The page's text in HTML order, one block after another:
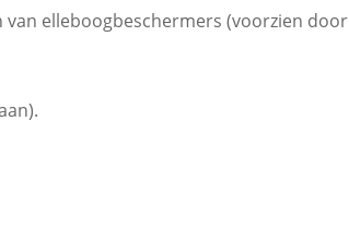
van elleboogbeschermers (voorzien door